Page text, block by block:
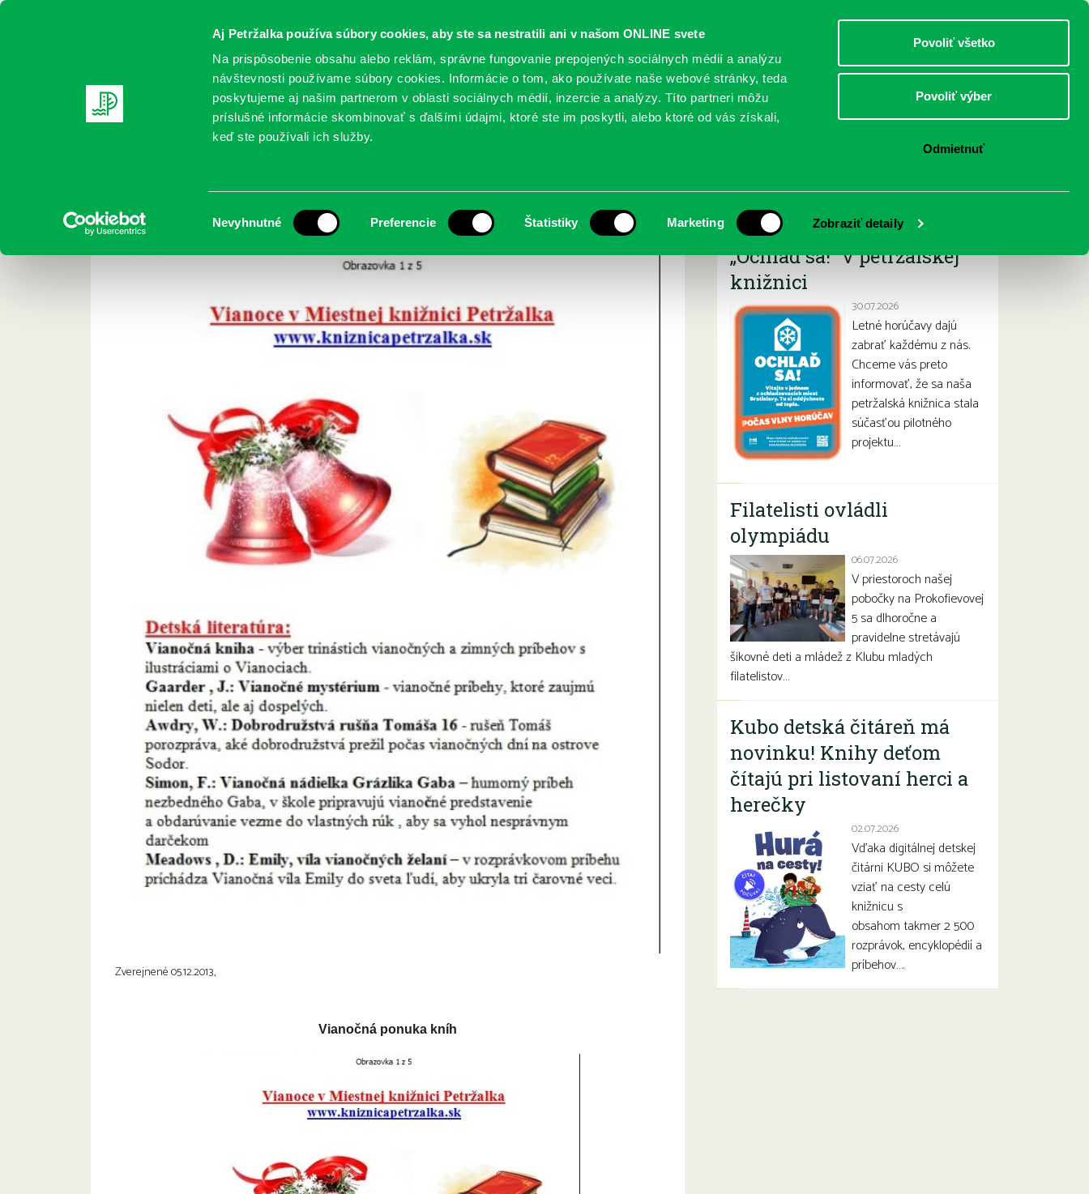
Aj Petržalka používa súbory cookies, aby ste sa nestratili ani v našom ONLINE svete
Na prispôsobenie obsahu alebo reklám, správne fungovanie prepojených sociálnych médií a analýzu
návštevnosti používame súbory cookies. Informácie o tom, ako používate naše webové stránky, teda
poskytujeme aj našim partnerom v oblasti sociálnych médií, inzercie a analýzy. Títo partneri môžu
príslušné informácie skombinovať s ďalšími údajmi, ktoré ste im poskytli, alebo ktoré od vás získali,
keď ste používali ich služby.
súhlasu
Nevyhnutné Preferencie Štatistiky Marketing Zobraziť detaily
Povoliť všetko
Povoliť výber
Odmietnuť
DOSPELÍ
REGISTRUJTE SA ONLINE KATALÓGY SLUŽBY PODUJATIA POBOČKY O KNIŽNICI
Vianočná ponuka kníh
Zverejnené 05.12.2013,
Vianočná ponuka kníh
Najnovšie
„Ochlaď sa!“ v petržalskej
knižnici
30.07.2026
Letné horúčavy dajú
zabrať každému z nás.
Chceme vás preto
informovať, že sa naša
petržalská knižnica stala
súčasťou pilotného
projektu…
Filatelisti ovládli
olympiádu
06.07.2026
V priestoroch našej
pobočky na Prokofievovej
5 sa dlhoročne a
pravidelne stretávajú
šikovné deti a mládež z Klubu mladých
filatelistov…
Kubo detská čitáreň má
novinku! Knihy deťom
čítajú pri listovaní herci a
herečky
02.07.2026
Vďaka digitálnej detskej
čitárni KUBO si môžete
vziať na cesty celú
knižnicu s
obsahom takmer 2 500
rozprávok, encyklopédií a
príbehov….